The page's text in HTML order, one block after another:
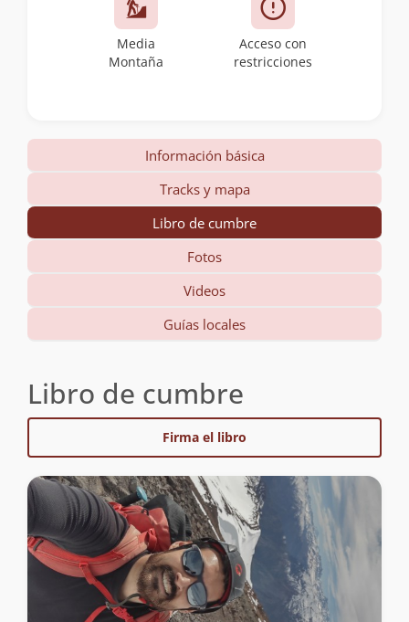
Media
Montaña
Acceso con
restricciones
Información básica
Tracks y mapa
Libro de cumbre
Fotos
Videos
Guías locales
Libro de cumbre
Firma el libro